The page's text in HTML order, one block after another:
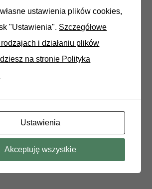
funkcje płatności
na karcie,
sklep do listy zaufanych
(przy ponownych zakupach nie
ani kodu SMS),
telefonu do obsługi portalu
ustawienia plików cookies,
"Ustawienia". Szczegółowe
i działaniu plików
na stronie Polityka
Ustawienia
Akceptuję wszystkie